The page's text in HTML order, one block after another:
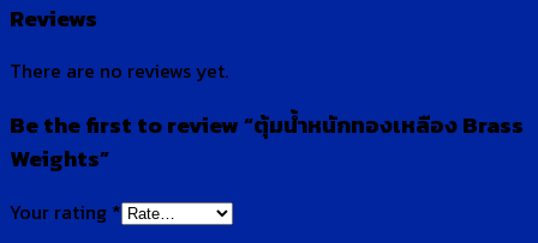
Reviews
There are no reviews yet.
Be the first to review “ตุ้มน้ำหนักทองเหลือง Brass
Weights”
Your rating *